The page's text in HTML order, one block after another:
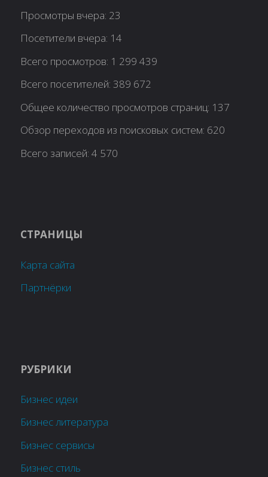
Просмотры вчера: 23
Посетители вчера: 14
Всего просмотров: 1 299 439
Всего посетителей:389 672
Общее количество просмотров страниц: 137
Обзор переходов из поисковых систем: 620
Всего записей:4 570
СТРАНИЦЫ
Карта сайта
Партнёрки
РУБРИКИ
Бизнес идеи
Бизнес литература
Бизнес сервисы
Бизнес стиль